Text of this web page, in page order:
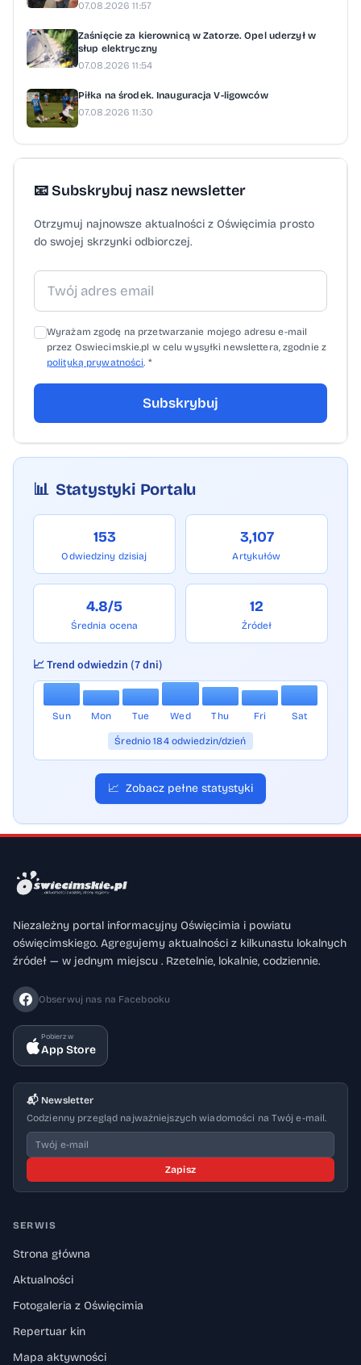
07.08.2026 11:57
Zaśnięcie za kierownicą w Zatorze. Opel uderzył w
słup elektryczny
07.08.2026 11:54
Piłka na środek. Inauguracja V-ligowców
07.08.2026 11:30
📧 Subskrybuj nasz newsletter
Otrzymuj najnowsze aktualności z Oświęcimia prosto
do swojej skrzynki odbiorczej.
Wyrażam zgodę na przetwarzanie mojego adresu e-mail
przez Oswiecimskie.pl w celu wysyłki newslettera, zgodnie z
polityką prywatności . *
Subskrybuj
📊 Statystyki Portalu
153
Odwiedziny dzisiaj
3,107
Artykułów
4.8/5
Średnia ocena
12
Źródeł
📈 Trend odwiedzin (7 dni)
Sun Mon Tue Wed Thu Fri Sat
Średnio 184 odwiedzin/dzień
📈 Zobacz pełne statystyki
Niezależny portal informacyjny Oświęcimia i powiatu
oświęcimskiego. Agregujemy aktualności z kilkunastu lokalnych
źródeł — w jednym miejscu . Rzetelnie, lokalnie, codziennie.
Obserwuj nas na Facebooku
Pobierz w
App Store
📬 Newsletter
Codzienny przegląd najważniejszych wiadomości na Twój e-mail.
Zapisz
SERWIS
Strona główna
Aktualności
Fotogaleria z Oświęcimia
Repertuar kin
Mapa aktywności